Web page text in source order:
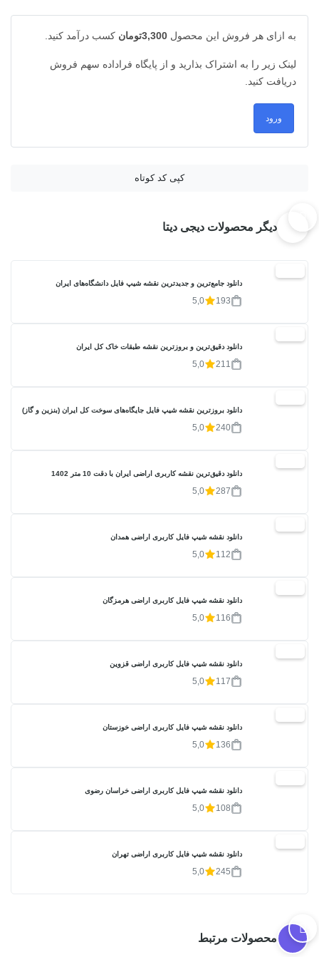
به ازای هر فروش این محصول 3,300تومان کسب درآمد کنید.
لینک زیر را به اشتراک بذارید و از پایگاه فراداده سهم فروش
دریافت کنید.
ورود
کپی کد کوتاه
دیگر محصولات دیجی دیتا
دانلود جامع‌ترین و جدیدترین نقشه شیپ فایل دانشگاه‌های ایران
193
5,0
دانلود دقیق‌ترین و بروزترین نقشه طبقات خاک کل ایران
211
5,0
دانلود بروزترین نقشه شیپ فایل جایگاه‌های سوخت کل ایران (بنزین و گاز)
240
5,0
دانلود دقیق‌ترین نقشه کاربری اراضی ایران با دقت 10 متر 1402
287
5,0
دانلود نقشه شیپ فایل کاربری اراضی همدان
112
5,0
دانلود نقشه شیپ فایل کاربری اراضی هرمزگان
116
5,0
دانلود نقشه شیپ فایل کاربری اراضی قزوین
117
5,0
دانلود نقشه شیپ فایل کاربری اراضی خوزستان
136
5,0
دانلود نقشه شیپ فایل کاربری اراضی خراسان رضوی
108
5,0
دانلود نقشه شیپ فایل کاربری اراضی تهران
245
5,0
محصولات مرتبط